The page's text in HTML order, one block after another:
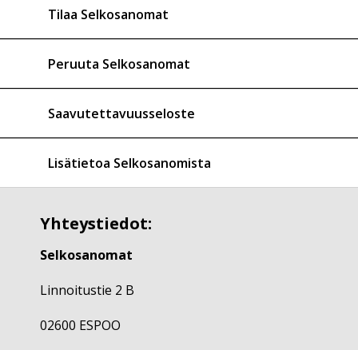
Tilaa Selkosanomat
Peruuta Selkosanomat
Saavutettavuusseloste
Lisätietoa Selkosanomista
Yhteystiedot:
Selkosanomat
Linnoitustie 2 B
02600 ESPOO